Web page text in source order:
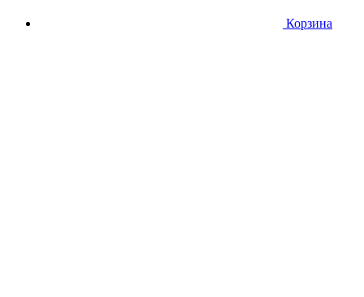
Корзина